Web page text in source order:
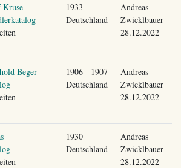
Kruse
1933
Deutschland
Andreas
Zwicklbauer
28.12.2022
Beger
1906 - 1907
Deutschland
Andreas
Zwicklbauer
28.12.2022
1930
Deutschland
Andreas
Zwicklbauer
28.12.2022